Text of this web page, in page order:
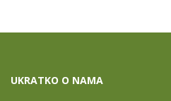
UKRATKO O NAMA